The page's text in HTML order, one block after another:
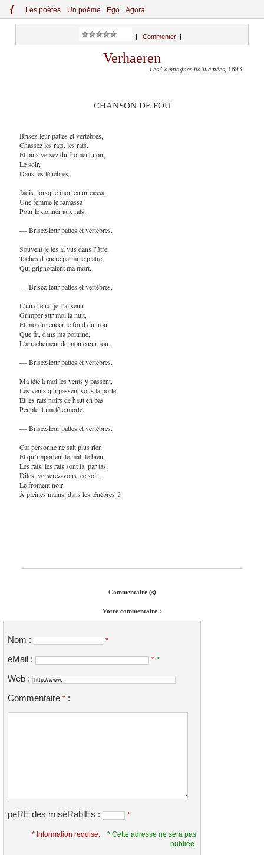
{ Les poètes Un poème Ego Agora
Commenter
Verhaeren
Les Campagnes hallucinées , 1893
CHANSON DE FOU
Brisez-leur pattes et vertèbres,
Chassez les rats, les rats.
Et puis versez du froment noir,
Le soir,
Dans les ténèbres.
Jadis, lorsque mon cœur cassa,
Une femme le ramassa
Pour le donner aux rats.
— Brisez-leur pattes et vertèbres.
Souvent je les ai vus dans l’âtre,
Taches d’encre parmi le plâtre,
Qui grignotaient ma mort.
— Brisez-leur pattes et vertèbres.
L’un d’eux, je l’ai senti
Grimper sur moi la nuit,
Et mordre encor le fond du trou
Que fit, dans ma poitrine,
L’arrachement de mon cœur fou.
— Brisez-leur pattes et vertèbres.
Ma tête à moi les vents y passent,
Les vents qui passent sous la porte,
Et les rats noirs de haut en bas
Peuplent ma tête morte.
— Brisez-leur pattes et vertèbres.
Car personne ne sait plus rien.
Et qu’importent le mal, le bien,
Les rats, les rats sont là, par tas,
Dites, verserez-vous, ce soir,
Le froment noir,
À pleines mains, dans les ténèbres ?
Commentaire (s)
Votre commentaire :
Nom : *
eMail : * *
Web :
Commentaire * :
pèRE des miséRablEs : *
* Information requise.
* Cette adresse ne sera pas
publiée.